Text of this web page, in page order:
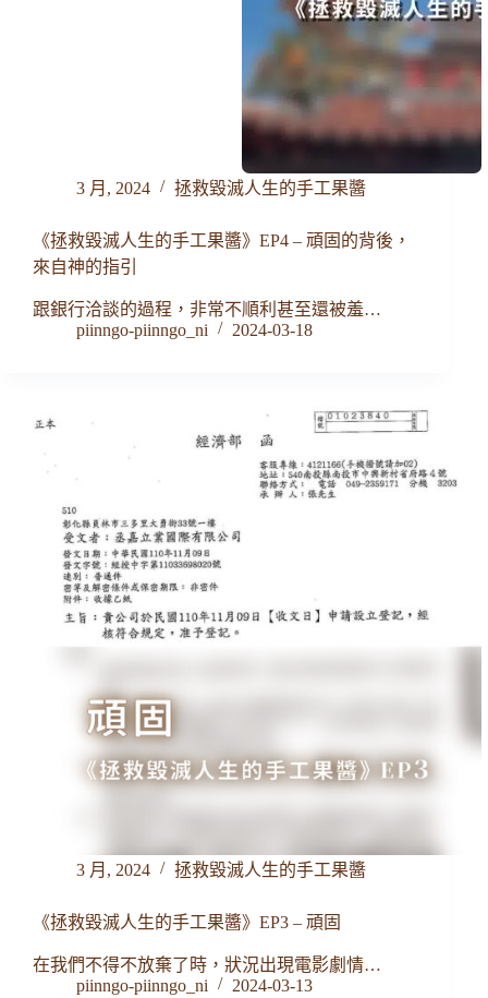
3 月, 2024 拯救毀滅人生的手工果醬
《拯救毀滅人生的手工果醬》EP4 – 頑固的背後，
來自神的指引
跟銀行洽談的過程，非常不順利甚至還被羞…
piinngo-piinngo_ni
2024-03-18
3 月, 2024 拯救毀滅人生的手工果醬
《拯救毀滅人生的手工果醬》EP3 – 頑固
在我們不得不放棄了時，狀況出現電影劇情…
piinngo-piinngo_ni
2024-03-13